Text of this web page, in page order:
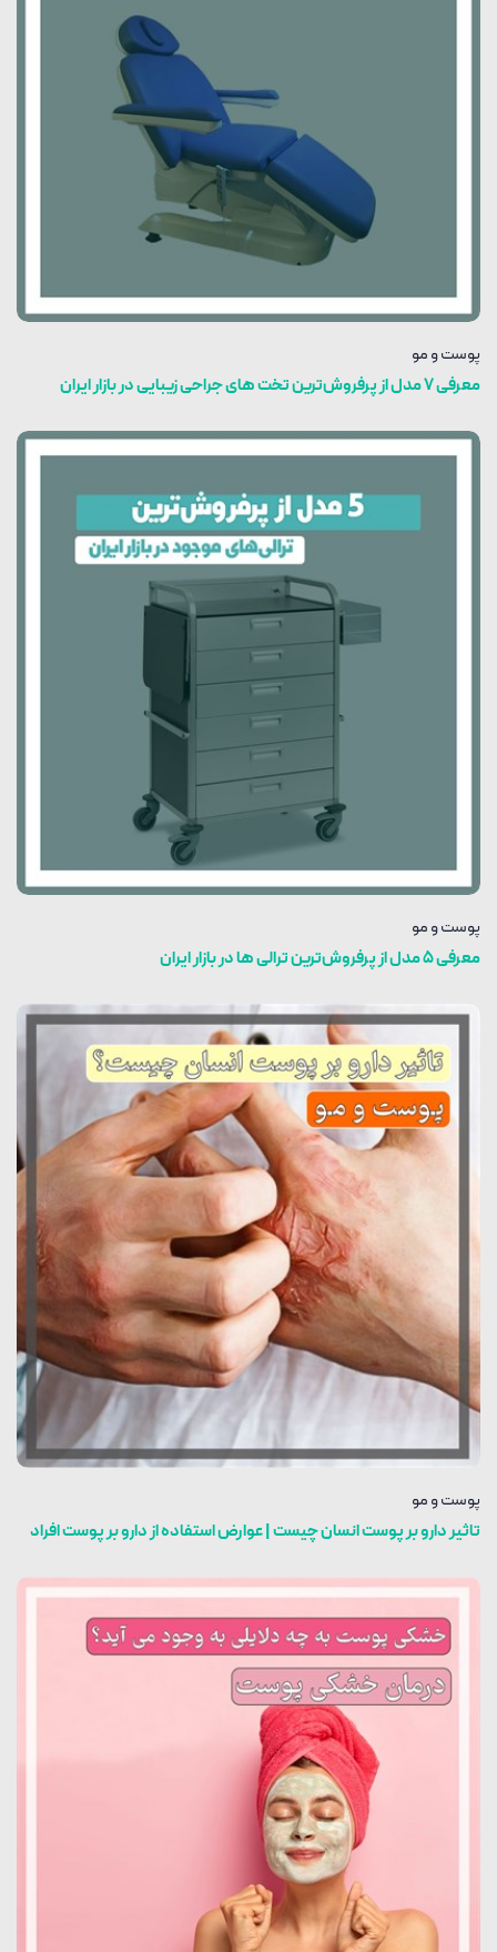
پوست و مو
معرفی 7 مدل از پرفروش‌ترین تخت های جراحی زیبایی در بازار ایران
پوست و مو
معرفی 5 مدل از پرفروش‌ترین ترالی ها در بازار ایران
پوست و مو
تاثیر دارو بر پوست انسان چیست | عوارض استفاده از دارو بر پوست افراد